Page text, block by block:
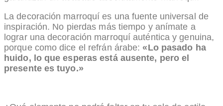
La decoración marroquí es una fuente universal de
inspiración. No pierdas más tiempo y anímate a
lograr una decoración marroquí auténtica y genuina,
porque como dice el refrán árabe: «Lo pasado ha
huido, lo que esperas está ausente, pero el
presente es tuyo.»